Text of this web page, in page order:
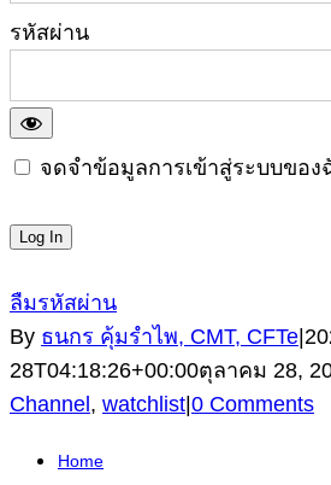
รหัสผ่าน
จดจำข้อมูลการเข้าสู่ระบบของ
ลืมรหัสผ่าน
By ธนกร คุ้มรำไพ, CMT, CFTe|
28T04:18:26+00:00ตุลาคม 28,
Channel, watchlist|0 Comments
Home